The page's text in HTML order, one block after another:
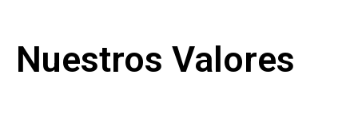
Nuestros Valores